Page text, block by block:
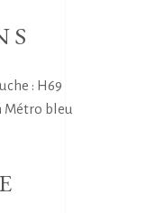
: H69
Métro bleu